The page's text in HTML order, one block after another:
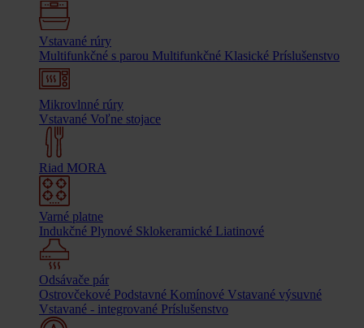
Vstavané rúry
Multifunkčné s parou Multifunkčné Klasické Príslušenstvo
Mikrovlnné rúry
Vstavané Voľne stojace
Riad MORA
Varné platne
Indukčné Plynové Sklokeramické Liatinové
Odsávače pár
Ostrovčekové Podstavné Komínové Vstavané výsuvné
Vstavané - integrované Príslušenstvo